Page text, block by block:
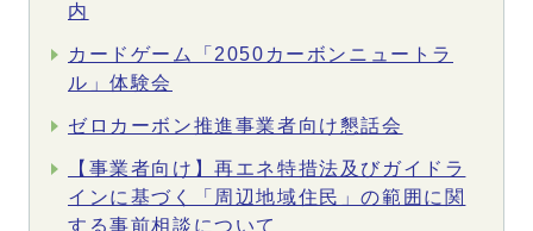
内
カードゲーム「2050カーボンニュートラ
ル」体験会
ゼロカーボン推進事業者向け懇話会
【事業者向け】再エネ特措法及びガイドラ
インに基づく「周辺地域住民」の範囲に関
する事前相談について